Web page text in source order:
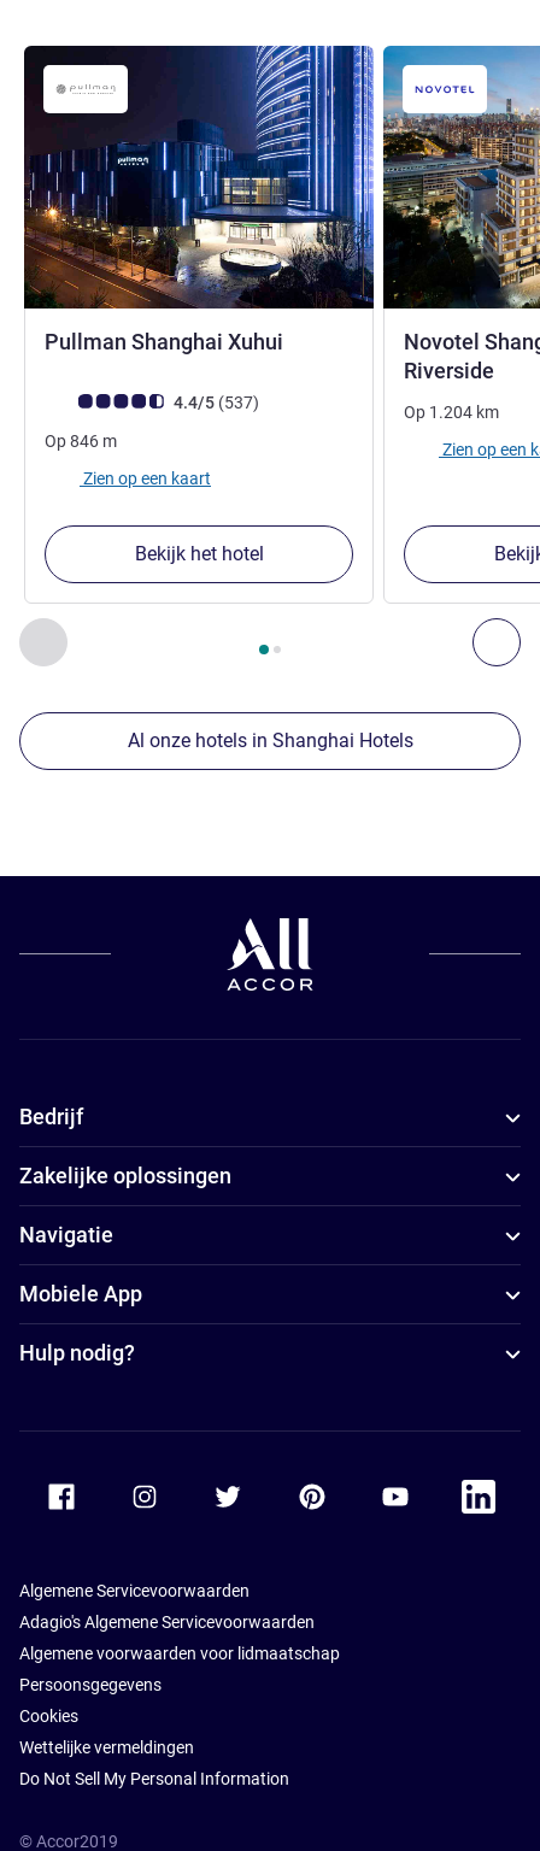
Vorige - Onze andere etablissementen in de buurt
Pagina , Onze andere etablissementen in de buurt 1
Pullman Shanghai Xuhui
Avis-klantbeoordeling (ALL beoordeling)
4.4/5 (537beoordelingen
)
Op846 m
Zien op een kaart
Bekijk het hotel
Novotel
Riverside
Op 1.204 km
Zien op een
Al onze hotels in Shanghai Hotels
Bedrijf
Zakelijke oplossingen
Navigatie
Mobiele App
Hulp nodig?
Accor Facebook Accor TwitterAccor PinterestAccor Youtube
Accor
Algemene Servicevoorwaarden
Adagio's Algemene Servicevoorwaarden
Algemene voorwaarden voor lidmaatschap
Persoonsgegevens
Cookies
Wettelijke vermeldingen
Do Not Sell My Personal Information
© Accor2019